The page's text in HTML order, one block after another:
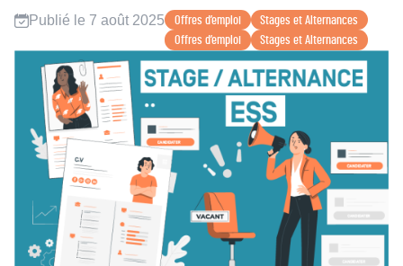
Publié le 7 août 2025 Offres d’emploi
Stages et Alternances
Offres d’emploi
Stages et Alternances